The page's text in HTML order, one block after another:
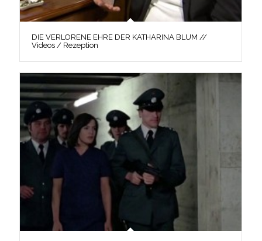
DIE VERLORENE EHRE DER KATHARINA BLUM //
Videos / Rezeption